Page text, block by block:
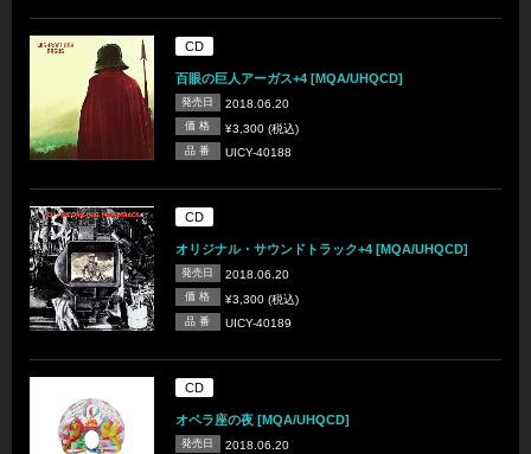
CD
百眼の巨人アーガス+4 [MQA/UHQCD]
発売日 2018.06.20
価 格 ¥3,300 (税込)
品 番 UICY-40188
CD
オリジナル・サウンドトラック+4 [MQA/UHQCD]
発売日 2018.06.20
価 格 ¥3,300 (税込)
品 番 UICY-40189
CD
オペラ座の夜 [MQA/UHQCD]
発売日 2018.06.20